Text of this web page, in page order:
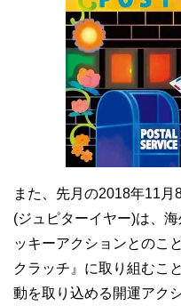
また、先月の2018年11
(ジュピターイヤー)は、
ッキーアクションとのこ
クラッチ』に取り組むこ
動を取り込める開運アク